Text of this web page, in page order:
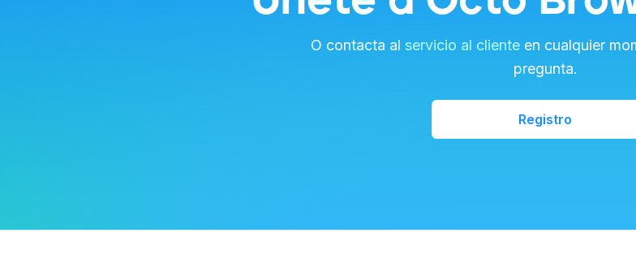
O contacta al servicio al cliente en cualquier
pregunta.
Registro